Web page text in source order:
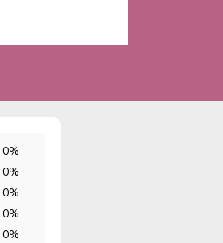
0%
0%
0%
0%
0%